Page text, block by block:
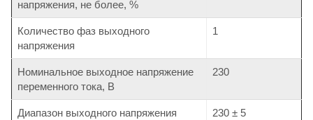
напряжения, не более, %
Количество фаз выходного
напряжения
1
Номинальное выходное напряжение
переменного тока, В
230
Диапазон выходного напряжения
230 ± 5